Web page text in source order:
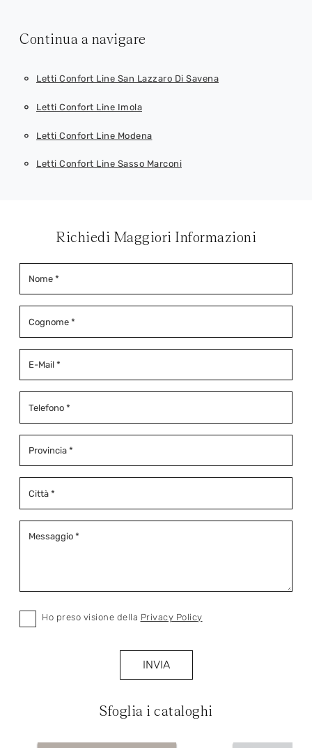
Continua a navigare
Letti Confort Line San Lazzaro Di Savena
Letti Confort Line Imola
Letti Confort Line Modena
Letti Confort Line Sasso Marconi
Sfoglia i cataloghi
Richiedi Maggiori Informazioni
Ho preso visione della Privacy Policy
INVIA